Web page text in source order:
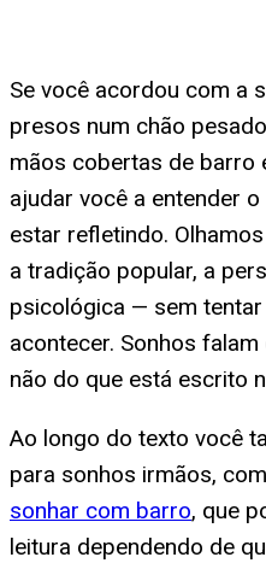
Se você acordou com a
presos num chão
mãos cobertas de barro
ajudar você a entender
estar refletindo.
a tradição popular, a
psicológica — sem
acontecer. Sonhos
não do que está escrito
Ao longo do texto você
para sonhos irmãos,
sonhar com barro, que
leitura dependendo de